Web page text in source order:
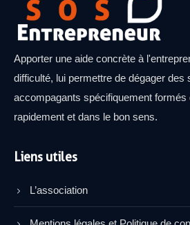
Apporter une aide concrète à
difficulté, lui permettre de dégager des
accompagants spécifiquement formés
rapidement et dans le bon sens.
Liens utiles
L’association